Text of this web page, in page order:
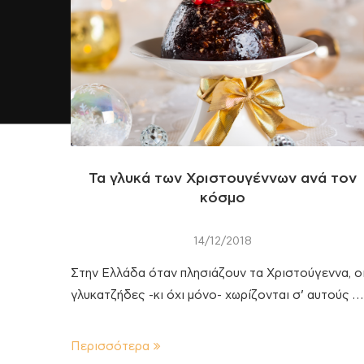
Τα γλυκά των Χριστουγέννων ανά τον
κόσμο
14/12/2018
Στην Ελλάδα όταν πλησιάζουν τα Χριστούγεννα,
γλυκατζήδες -κι όχι μόνο- χωρίζονται σ’ αυτούς …
Περισσότερα